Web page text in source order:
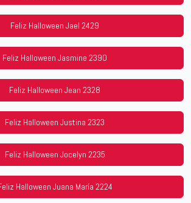
Feliz Halloween Jael 2429
Feliz Halloween Jasmine 2390
Feliz Halloween Jean 2328
Feliz Halloween Justina 2323
Feliz Halloween Jocelyn 2235
Halloween Juana María 2224